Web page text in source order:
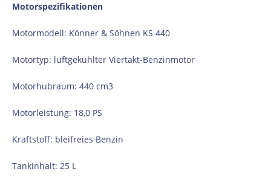
Motorspezifikationen
Motormodell: Könner & Söhnen KS 440
Motortyp: luftgekühlter Viertakt-Benzinmotor
Motorhubraum: 440 cm3
Motorleistung: 18,0 PS
Kraftstoff: bleifreies Benzin
Tankinhalt: 25 L